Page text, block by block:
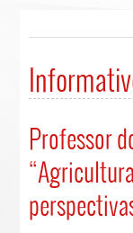
Professor